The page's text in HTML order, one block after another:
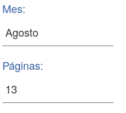
Mes:
Páginas: